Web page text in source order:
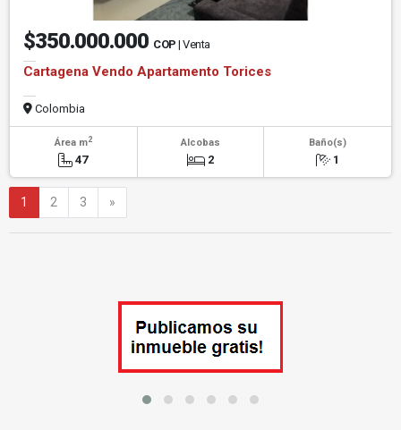
$350.000.000 COP | Venta
Cartagena Vendo Apartamento Torices
Colombia
Área m2
47
Alcobas
2
Baño(s)
1
1 2 3 »